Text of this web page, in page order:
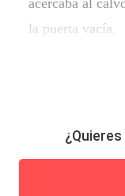
acercaba al
la puerta vacía.